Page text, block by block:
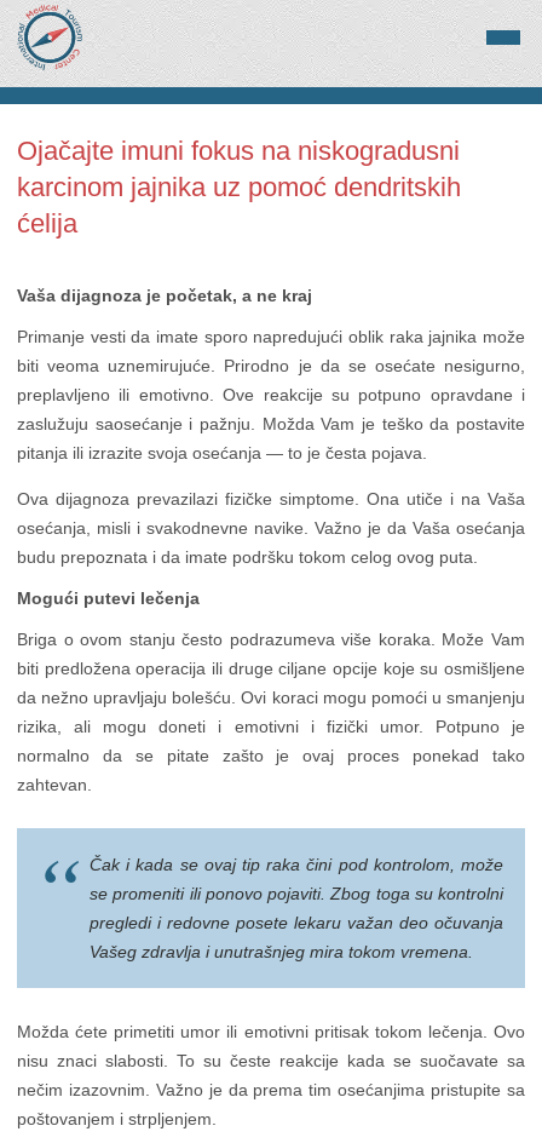
Ojačajte imuni fokus na niskogradusni
karcinom jajnika uz pomoć dendritskih
ćelija
Vaša dijagnoza je početak, a ne kraj
Primanje vesti da imate sporo napredujući oblik raka jajnika može
biti veoma uznemirujuće. Prirodno je da se osećate nesigurno,
preplavljeno ili emotivno. Ove reakcije su potpuno opravdane i
zaslužuju saosećanje i pažnju. Možda Vam je teško da postavite
pitanja ili izrazite svoja osećanja — to je česta pojava.
Ova dijagnoza prevazilazi fizičke simptome. Ona utiče i na Vaša
osećanja, misli i svakodnevne navike. Važno je da Vaša osećanja
budu prepoznata i da imate podršku tokom celog ovog puta.
Mogući putevi lečenja
Briga o ovom stanju često podrazumeva više koraka. Može Vam
biti predložena operacija ili druge ciljane opcije koje su osmišljene
da nežno upravljaju bolešću. Ovi koraci mogu pomoći u smanjenju
rizika, ali mogu doneti i emotivni i fizički umor. Potpuno je
normalno da se pitate zašto je ovaj proces ponekad tako
zahtevan.
Čak i kada se ovaj tip raka čini pod kontrolom, može
se promeniti ili ponovo pojaviti. Zbog toga su kontrolni
pregledi i redovne posete lekaru važan deo očuvanja
Vašeg zdravlja i unutrašnjeg mira tokom vremena.
Možda ćete primetiti umor ili emotivni pritisak tokom lečenja. Ovo
nisu znaci slabosti. To su česte reakcije kada se suočavate sa
nečim izazovnim. Važno je da prema tim osećanjima pristupite sa
poštovanjem i strpljenjem.